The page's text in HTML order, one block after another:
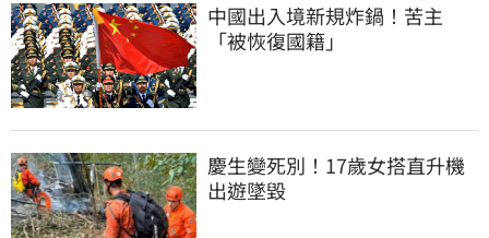
中國出入境新規炸鍋！苦主
「被恢復國籍」
慶生變死別！17歲女搭直升機
出遊墜毀